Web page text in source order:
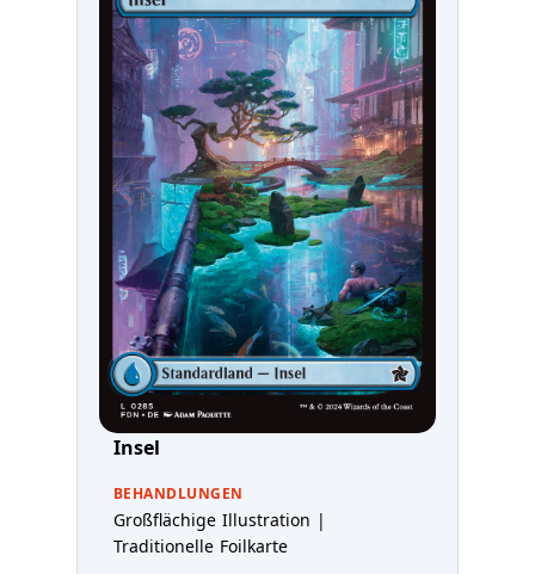
Insel
BEHANDLUNGEN
Großflächige Illustration |
Traditionelle Foilkarte